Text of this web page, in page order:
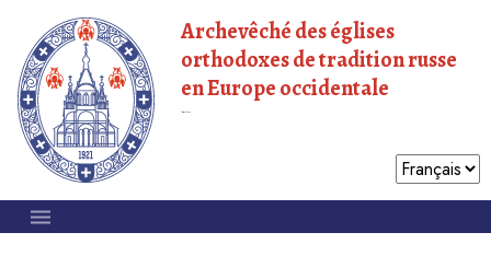
Archevêché des églises
orthodoxes de tradition russe
en Europe occidentale